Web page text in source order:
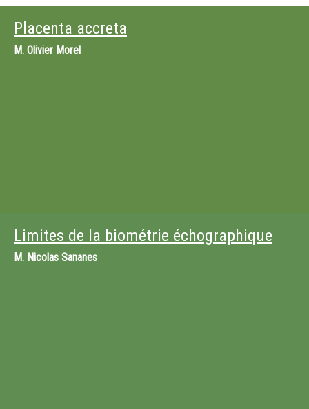
Placenta accreta
M. Olivier Morel
Limites de la biométrie échographique
M. Nicolas Sananes